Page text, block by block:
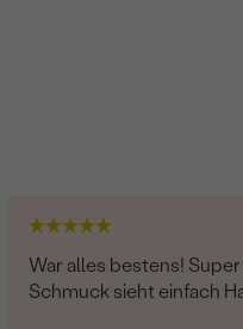
War alles bestens!
Schmuck sieht einfach